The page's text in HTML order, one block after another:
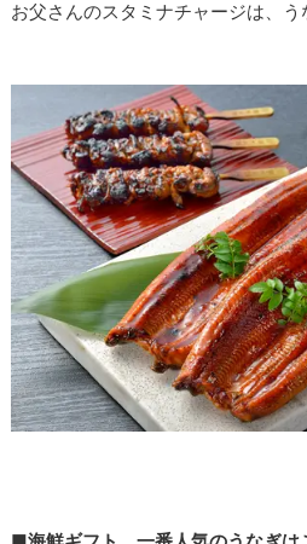
お父さんのスタミナチャージは、う